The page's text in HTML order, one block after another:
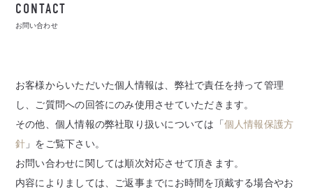
CONTACT
お問い合わせ
お客様からいただいた個人情報は、弊社で責任を持って管理
し、 ご質問への回答にのみ使用させていただきます。
その他、個人情報の弊社取り扱いについては「個人情報保護方
針 」をご覧下さい。
お問い合わせに関しては順次対応させて頂きます。
内容によりましては、ご返事までにお時間を頂戴する場合やお